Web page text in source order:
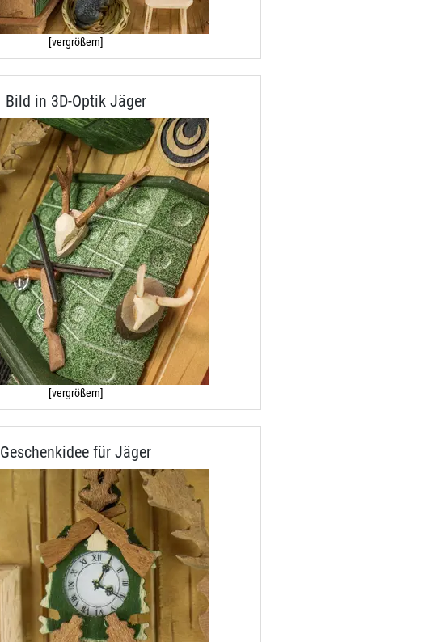
[vergrößern]
Bild in 3D-Optik Jäger
[vergrößern]
Geschenkidee für Jäger